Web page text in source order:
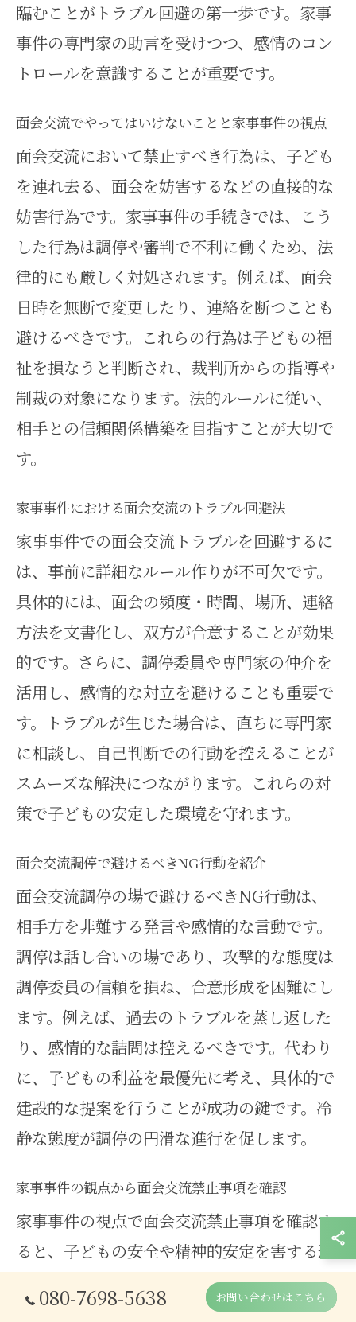
臨むことがトラブル回避の第一歩です。家事
事件の専門家の助言を受けつつ、感情のコン
トロールを意識することが重要です。
面会交流でやってはいけないことと家事事件の視点
面会交流において禁止すべき行為は、子ども
を連れ去る、面会を妨害するなどの直接的な
妨害行為です。家事事件の手続きでは、こう
した行為は調停や審判で不利に働くため、法
律的にも厳しく対処されます。例えば、面会
日時を無断で変更したり、連絡を断つことも
避けるべきです。これらの行為は子どもの福
祉を損なうと判断され、裁判所からの指導や
制裁の対象になります。法的ルールに従い、
相手との信頼関係構築を目指すことが大切で
す。
家事事件における面会交流のトラブル回避法
家事事件での面会交流トラブルを回避するに
は、事前に詳細なルール作りが不可欠です。
具体的には、面会の頻度・時間、場所、連絡
方法を文書化し、双方が合意することが効果
的です。さらに、調停委員や専門家の仲介を
活用し、感情的な対立を避けることも重要で
す。トラブルが生じた場合は、直ちに専門家
に相談し、自己判断での行動を控えることが
スムーズな解決につながります。これらの対
策で子どもの安定した環境を守れます。
面会交流調停で避けるべきNG行動を紹介
面会交流調停の場で避けるべきNG行動は、
相手方を非難する発言や感情的な言動です。
調停は話し合いの場であり、攻撃的な態度は
調停委員の信頼を損ね、合意形成を困難にし
ます。例えば、過去のトラブルを蒸し返した
り、感情的な詰問は控えるべきです。代わり
に、子どもの利益を最優先に考え、具体的で
建設的な提案を行うことが成功の鍵です。冷
静な態度が調停の円滑な進行を促します。
家事事件の観点から面会交流禁止事項を確認
家事事件の視点で面会交流禁止事項を確認す
ると、子どもの安全や精神的安定を害する恐
れのある行為が対象となります。具体的に
は、暴力的な行動、薬物使用、児童虐待の疑
080-7698-5638 お問い合わせはこちら